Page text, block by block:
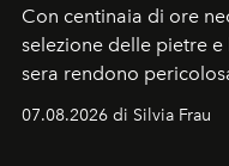
Con centinaia di ore
selezione delle pietre
sera rendono
07.08.2026 di Silvia Frau